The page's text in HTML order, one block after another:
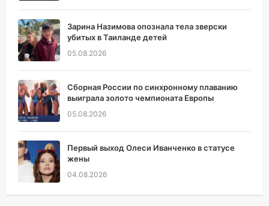
Зарина Назимова опознала тела зверски
убитых в Таиланде детей
05.08.2026
Сборная России по синхронному плаванию
выиграла золото чемпионата Европы
05.08.2026
Первый выход Олеси Иванченко в статусе
жены
04.08.2026